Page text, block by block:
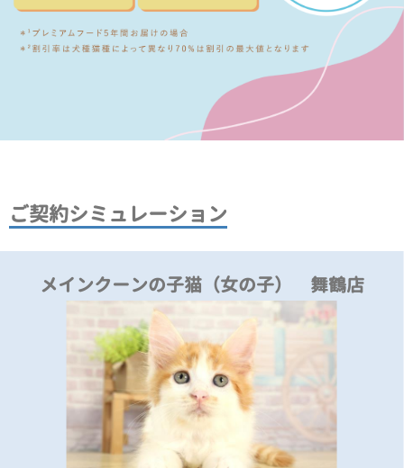
ご契約シミュレーション
メインクーンの子猫（女の子） 舞鶴店